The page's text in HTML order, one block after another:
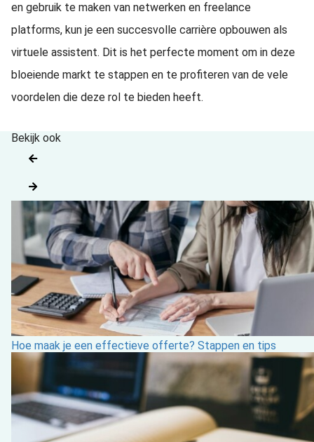
en gebruik te maken van netwerken en freelance
platforms, kun je een succesvolle carrière opbouwen als
virtuele assistent. Dit is het perfecte moment om in deze
bloeiende markt te stappen en te profiteren van de vele
voordelen die deze rol te bieden heeft.
Bekijk ook
Hoe maak je een effectieve offerte? Stappen en tips